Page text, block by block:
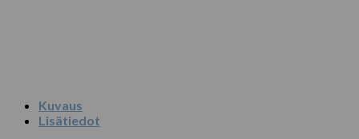
Kuvaus
Lisätiedot